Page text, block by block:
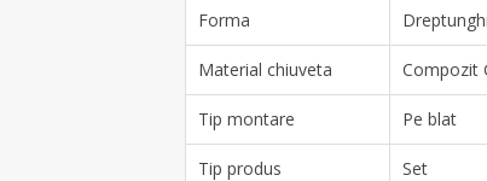
Forma
Material chiuveta Compozit
Tip montare Pe blat
Tip produs Set